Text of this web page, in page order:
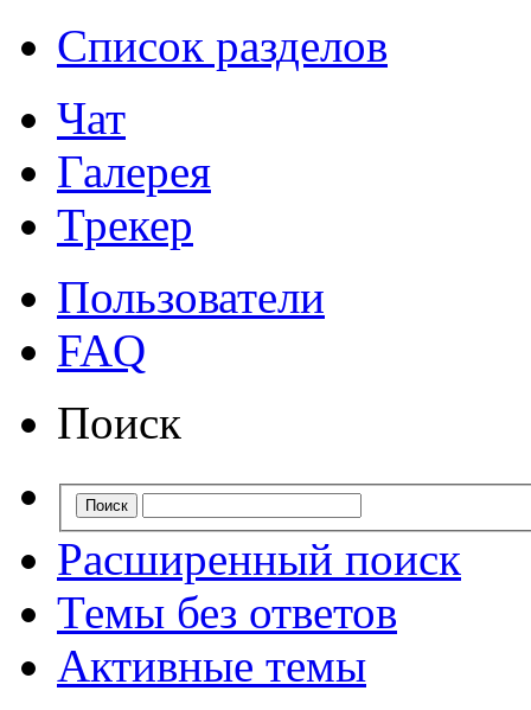
Список разделов
Чат
Галерея
Трекер
Пользователи
FAQ
Поиск
Расширенный поиск
Темы без ответов
Активные темы